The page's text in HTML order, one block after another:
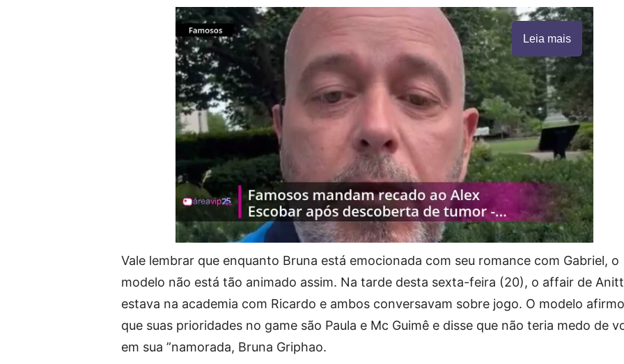
Leia mais
Vale lembrar que enquanto Bruna está emocionada com seu romance com Gabriel, o
modelo não está tão animado assim. Na tarde desta sexta-feira (20), o affair de
estava na academia com Ricardo e ambos conversavam sobre jogo. O modelo
que suas prioridades no game são Paula e Mc Guimê e disse que não teria medo de
em sua ”namorada, Bruna Griphao.